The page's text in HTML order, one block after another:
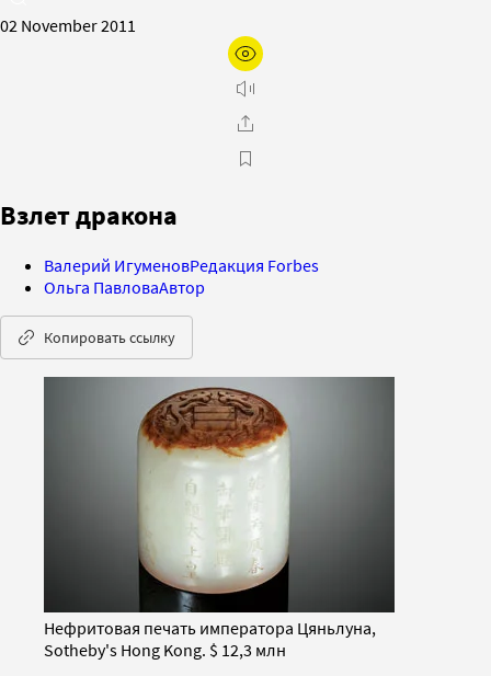
02 November 2011
Взлет дракона
Валерий ИгуменовРедакция Forbes
Ольга ПавловаАвтор
Копировать ссылку
Нефритовая печать императора Цяньлуна,
Sotheby's Hong Kong. $ 12,3 млн